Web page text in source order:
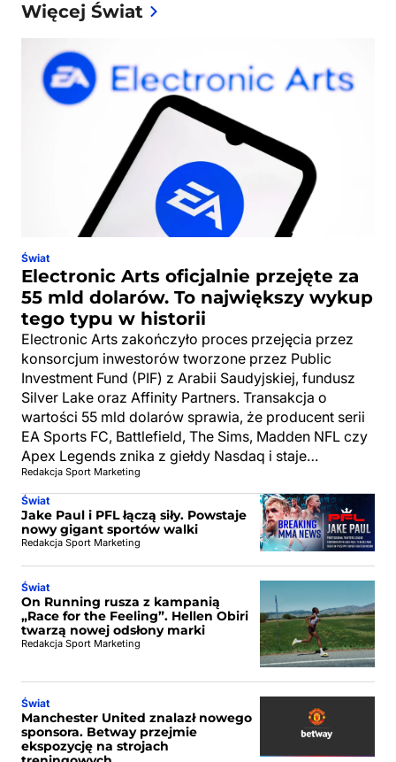
Więcej Świat
Świat
Electronic Arts oficjalnie przejęte za
55 mld dolarów. To największy wykup
tego typu w historii
Electronic Arts zakończyło proces przejęcia przez
konsorcjum inwestorów tworzone przez Public
Investment Fund (PIF) z Arabii Saudyjskiej, fundusz
Silver Lake oraz Affinity Partners. Transakcja o
wartości 55 mld dolarów sprawia, że producent serii
EA Sports FC, Battlefield, The Sims, Madden NFL czy
Apex Legends znika z giełdy Nasdaq i staje…
Redakcja Sport Marketing
Świat
Jake Paul i PFL łączą siły. Powstaje
nowy gigant sportów walki
Redakcja Sport Marketing
Świat
On Running rusza z kampanią
„Race for the Feeling”. Hellen Obiri
twarzą nowej odsłony marki
Redakcja Sport Marketing
Świat
Manchester United znalazł nowego
sponsora. Betway przejmie
ekspozycję na strojach